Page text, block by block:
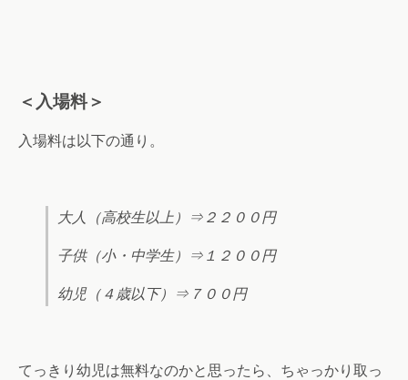
＜入場料＞
入場料は以下の通り。
大人（高校生以上）⇒２２００円
子供（小・中学生）⇒１２００円
幼児（４歳以下）⇒７００円
てっきり幼児は無料なのかと思ったら、ちゃっかり取っ